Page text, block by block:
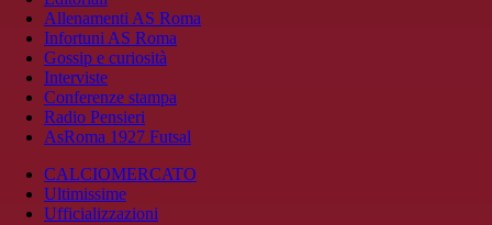
Allenamenti AS Roma
Infortuni AS Roma
Gossip e curiosità
Interviste
Conferenze stampa
Radio Pensieri
AsRoma 1927 Futsal
CALCIOMERCATO
Ultimissime
Ufficializzazioni